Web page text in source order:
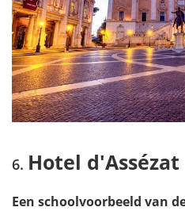
Hotel d'Assézat
Een schoolvoorbeeld van